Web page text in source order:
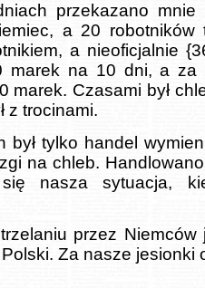
przekazano
a 20
a nieoficjalnie
marek na 10 dni, a za
marek. Czasami był
z trocinami.
był tylko handel
na chleb.
się nasza sytuacja,
przez
Za nasze jesionki